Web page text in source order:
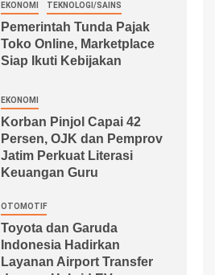
EKONOMI TEKNOLOGI/SAINS
Pemerintah Tunda Pajak
Toko Online, Marketplace
Siap Ikuti Kebijakan
EKONOMI
Korban Pinjol Capai 42
Persen, OJK dan Pemprov
Jatim Perkuat Literasi
Keuangan Guru
OTOMOTIF
Toyota dan Garuda
Indonesia Hadirkan
Layanan Airport Transfer